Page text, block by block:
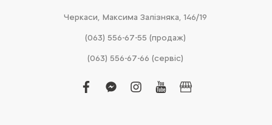
Черкаси, Максима Залізняка, 146/19
(063) 556-67-55 (продаж)
(063) 556-67-66 (сервіс)
facebook
facebook-
instagram
youtubebusiness